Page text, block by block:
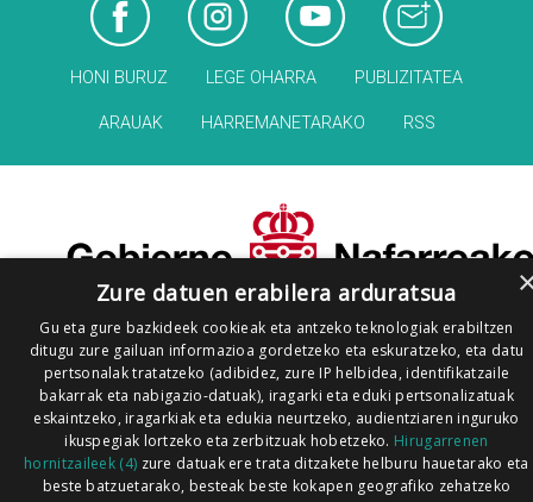
HONI BURUZ LEGE OHARRA PUBLIZITATEA
ARAUAK HARREMANETARAKO RSS
Zure datuen erabilera arduratsua
Gu eta gure bazkideek cookieak eta antzeko teknologiak erabiltzen
ditugu zure gailuan informazioa gordetzeko eta eskuratzeko, eta datu
pertsonalak tratatzeko (adibidez, zure IP helbidea, identifikatzaile
bakarrak eta nabigazio-datuak), iragarki eta eduki pertsonalizatuak
eskaintzeko, iragarkiak eta edukia neurtzeko, audientziaren inguruko
ikuspegiak lortzeko eta zerbitzuak hobetzeko. Hirugarrenen
hornitzaileek (4) zure datuak ere trata ditzakete helburu hauetarako eta
beste batzuetarako, besteak beste kokapen geografiko zehatzeko